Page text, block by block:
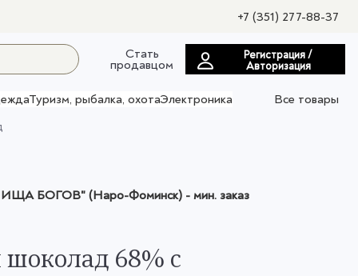
+7 (351) 277-88-37
Стать
продавцом
Регистрация /
Авторизация
Туризм, рыбалка, охотаЭлектроника
Все товары
БОГОВ" (Наро-Фоминск)- мин. заказ
68% с